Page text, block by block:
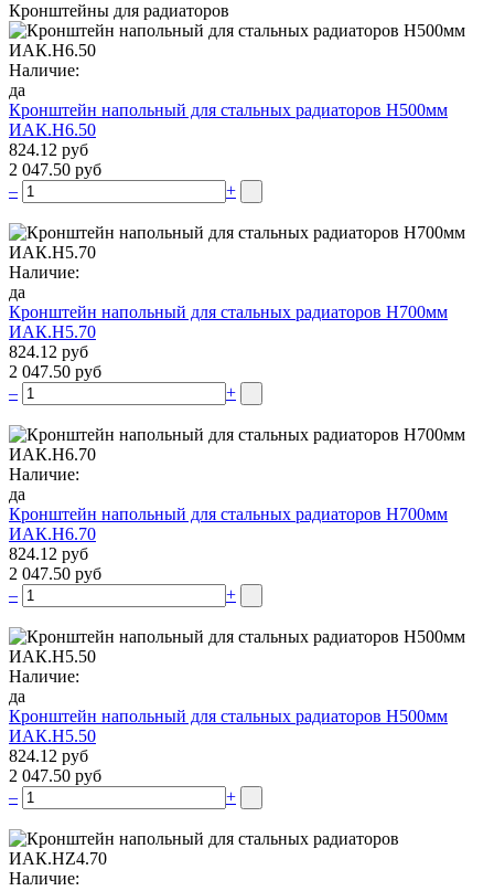
Кронштейны для радиаторов
Наличие:
да
Кронштейн напольный для стальных радиаторов Н500мм
ИАК.Н6.50
824.12 руб
2 047.50 руб
–
+
Наличие:
да
Кронштейн напольный для стальных радиаторов Н700мм
ИАК.Н5.70
824.12 руб
2 047.50 руб
–
+
Наличие:
да
Кронштейн напольный для стальных радиаторов Н700мм
ИАК.Н6.70
824.12 руб
2 047.50 руб
–
+
Наличие:
да
Кронштейн напольный для стальных радиаторов Н500мм
ИАК.Н5.50
824.12 руб
2 047.50 руб
–
+
Наличие: